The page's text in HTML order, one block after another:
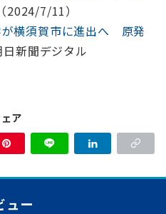
2024/7/11）
横須賀市に進出へ 原発
日新聞デジタル
ア
ュー